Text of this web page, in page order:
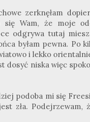
zerknęłam
Wam, że moje
odgrywa tutaj
byłam pewna. Po
i lekko
dosyć niska więc
podoba mi się
zła.